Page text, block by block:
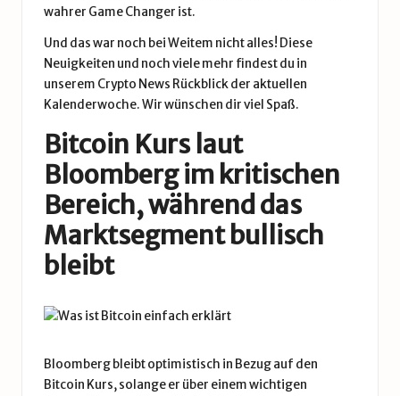
wahrer Game Changer ist.
Und das war noch bei Weitem nicht alles! Diese
Neuigkeiten und noch viele mehr findest du in
unserem Crypto News Rückblick der aktuellen
Kalenderwoche. Wir wünschen dir viel Spaß.
Bitcoin Kurs laut
Bloomberg im kritischen
Bereich, während das
Marktsegment bullisch
bleibt
Bloomberg bleibt optimistisch in Bezug auf den
Bitcoin Kurs, solange er über einem wichtigen